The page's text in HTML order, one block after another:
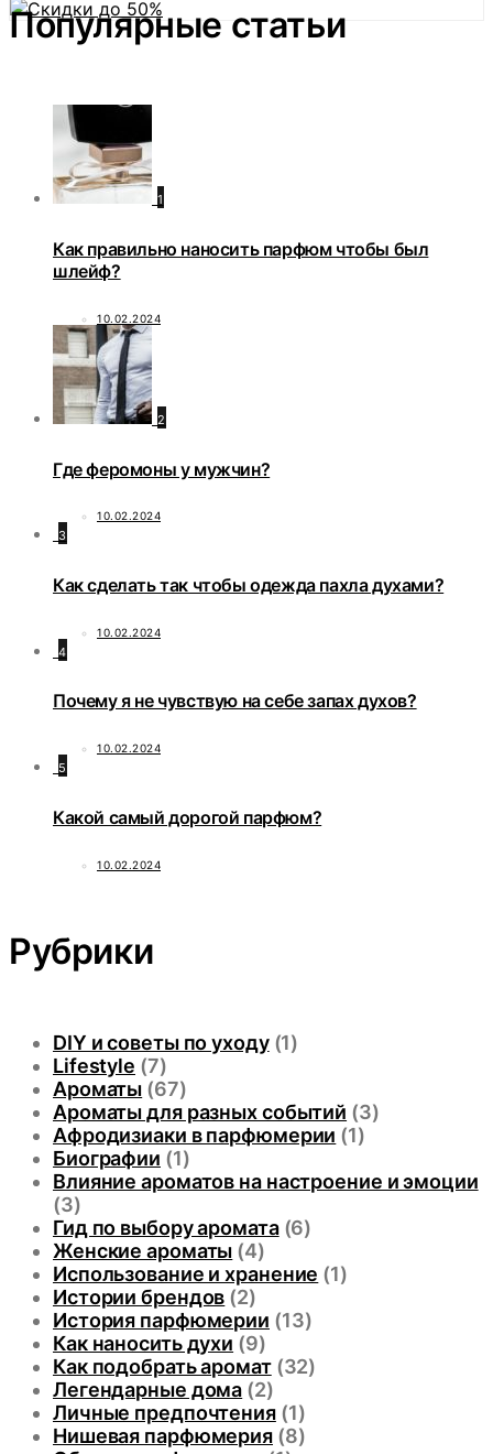
Популярные статьи
1
Как правильно наносить парфюм чтобы был
шлейф?
10.02.2024
2
Где феромоны у мужчин?
10.02.2024
3
Как сделать так чтобы одежда пахла духами?
10.02.2024
4
Почему я не чувствую на себе запах духов?
10.02.2024
5
Какой самый дорогой парфюм?
10.02.2024
Рубрики
DIY и советы по уходу(1)
Lifestyle (7)
Ароматы (67)
Ароматы для разных событий (3)
Афродизиаки в парфюмерии (1)
Биографии (1)
Влияние ароматов на настроение и эмоции
(3)
Гид по выбору аромата(6)
Женские ароматы (4)
Использование и хранение (1)
Истории брендов (2)
История парфюмерии (13)
Как наносить духи (9)
Как подобрать аромат(32)
Легендарные дома (2)
Личные предпочтения(1)
Нишевая парфюмерия(8)